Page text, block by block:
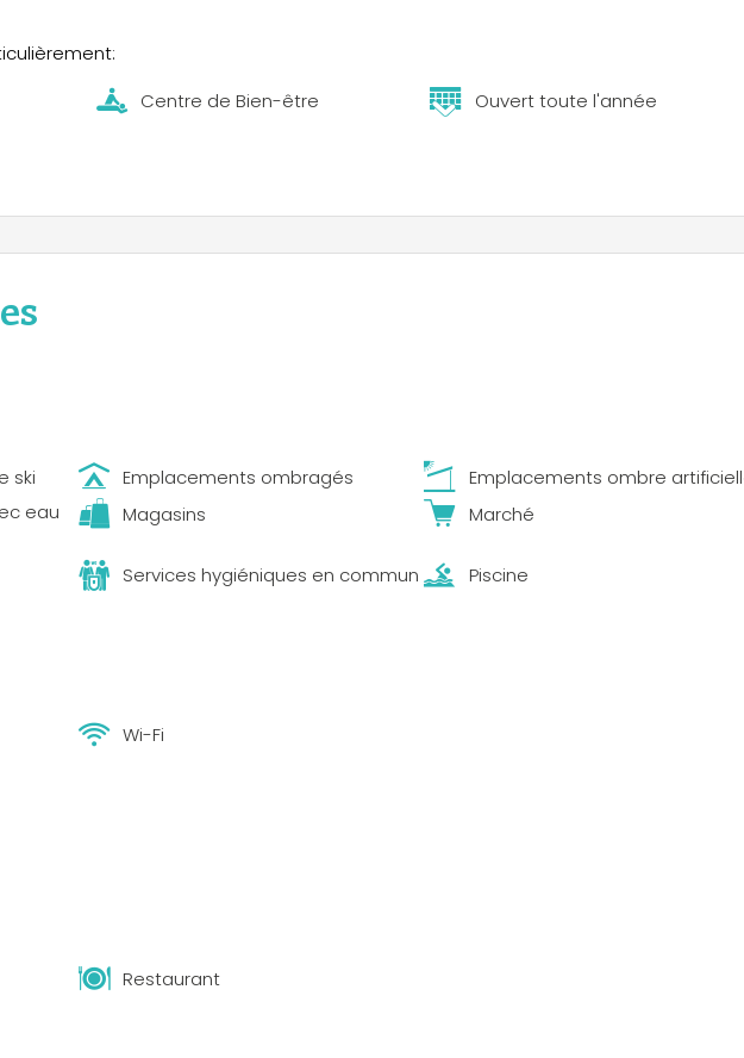
Centre de Bien-être Ouvert toute l'année
ski Emplacements ombragés
Emplacements ombre
eau
Magasins Marché
Services hygiéniques en commun
Piscine
Wi-Fi
Restaurant